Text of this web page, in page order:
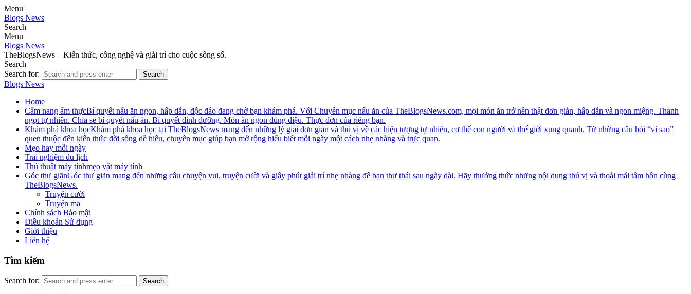
Menu
Blogs News
Search
Menu
Blogs News
TheBlogsNews – Kiến thức, công nghệ và giải trí cho cuộc sống số.
Search
Search for:
Search
Blogs News
Home
Cẩm nang ẩm thựcBí quyết nấu ăn ngon, hấp dẫn, độc đáo đang chờ bạn khám phá. Với Chuyên mục nấu ăn của TheBlogsNews.com, mọi món ăn trở nên thật đơn giản, hấp dẫn và ngon miệng. Thanh
ngọt tự nhiên. Chia sẻ bí quyết nấu ăn. Bí quyết dinh dưỡng. Món ăn ngon đúng điệu. Thực đơn của riêng bạn.
Khám phá khoa họcKhám phá khoa học tại TheBlogsNews mang đến những lý giải đơn giản và thú vị về các hiện tượng tự nhiên, cơ thể con người và thế giới xung quanh. Từ những câu hỏi “vì sao”
quen thuộc đến kiến thức đời sống dễ hiểu, chuyên mục giúp bạn mở rộng hiểu biết mỗi ngày một cách nhẹ nhàng và trực quan.
Mẹo hay mỗi ngày
Trải nghiệm du lịch
Thủ thuật máy tínhmẹo vặt máy tính
Góc thư giãnGóc thư giãn mang đến những câu chuyện vui, truyện cười và giây phút giải trí nhẹ nhàng để bạn thư thái sau ngày dài. Hãy thưởng thức những nội dung thú vị và thoải mái tâm hồn cùng
TheBlogsNews.
Truyện cười
Truyện ma
Chính sách Bảo mật
Điều khoản Sử dụng
Giới thiệu
Liên hệ
Tìm kiếm
Search for: Search